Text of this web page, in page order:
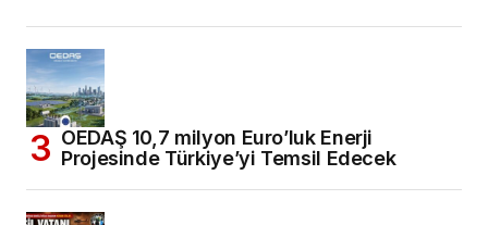
OEDAŞ 10,7 milyon Euro’luk Enerji
Projesinde Türkiye’yi Temsil Edecek